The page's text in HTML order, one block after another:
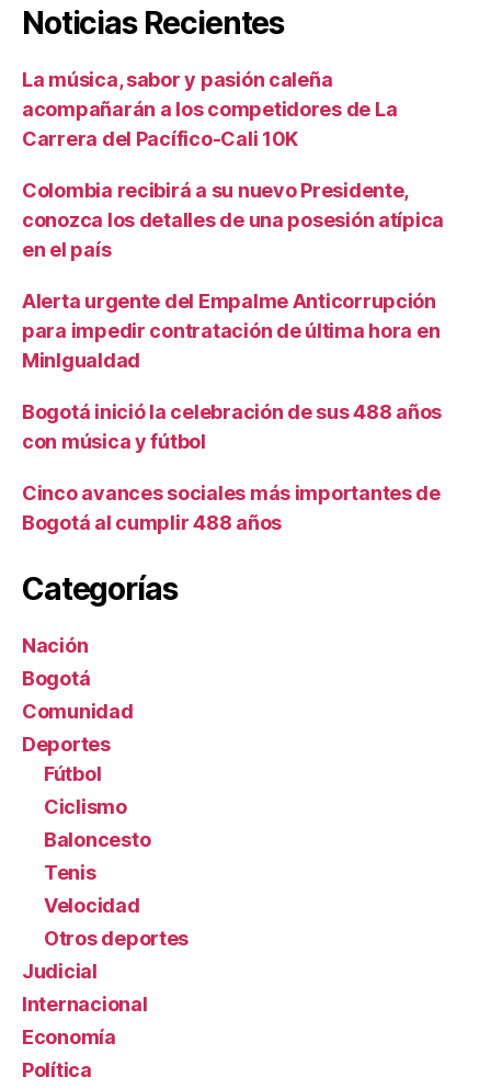
Noticias Recientes
La música, sabor y pasión caleña
acompañarán a los competidores de La
Carrera del Pacífico-Cali 10K
Colombia recibirá a su nuevo Presidente,
conozca los detalles de una posesión atípica
en el país
Alerta urgente del Empalme Anticorrupción
para impedir contratación de última hora en
MinIgualdad
Bogotá inició la celebración de sus 488 años
con música y fútbol
Cinco avances sociales más importantes de
Bogotá al cumplir 488 años
Categorías
Nación
Bogotá
Comunidad
Deportes
Fútbol
Ciclismo
Baloncesto
Tenis
Velocidad
Otros deportes
Judicial
Internacional
Economía
Política